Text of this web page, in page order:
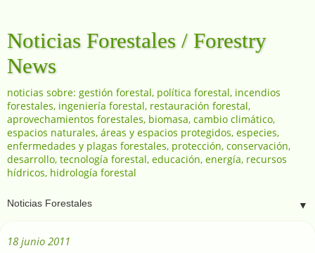
Noticias Forestales / Forestry
News
noticias sobre: gestión forestal, política forestal, incendios
forestales, ingeniería forestal, restauración forestal,
aprovechamientos forestales, biomasa, cambio climático,
espacios naturales, áreas y espacios protegidos, especies,
enfermedades y plagas forestales, protección, conservación,
desarrollo, tecnología forestal, educación, energía, recursos
hídricos, hidrología forestal
▼
18 junio 2011